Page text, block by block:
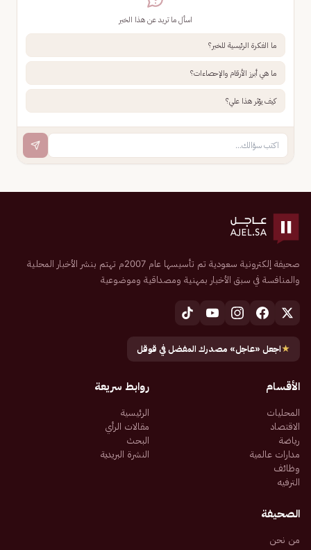
اسأل ما تريد عن هذا الخبر
ما الفكرة الرئيسية للخبر؟
ما هي أبرز الأرقام والإحصاءات؟
كيف يؤثر هذا علي؟
صحيفة إلكترونية سعودية تم تأسيسها عام 2007م تهتم بنشر الأخبار المحلية
والمنافسة في سبق الأخبار بمهنية ومصداقية وموضوعية
★اجعل «عاجل» مصدرك المفضل في قوقل
الأقسام
المحليات
الاقتصاد
رياضة
مدارات عالمية
وظائف
الترفيه
روابط سريعة
الرئيسية
مقالات الرأي
البحث
النشرة البريدية
الصحيفة
من نحن